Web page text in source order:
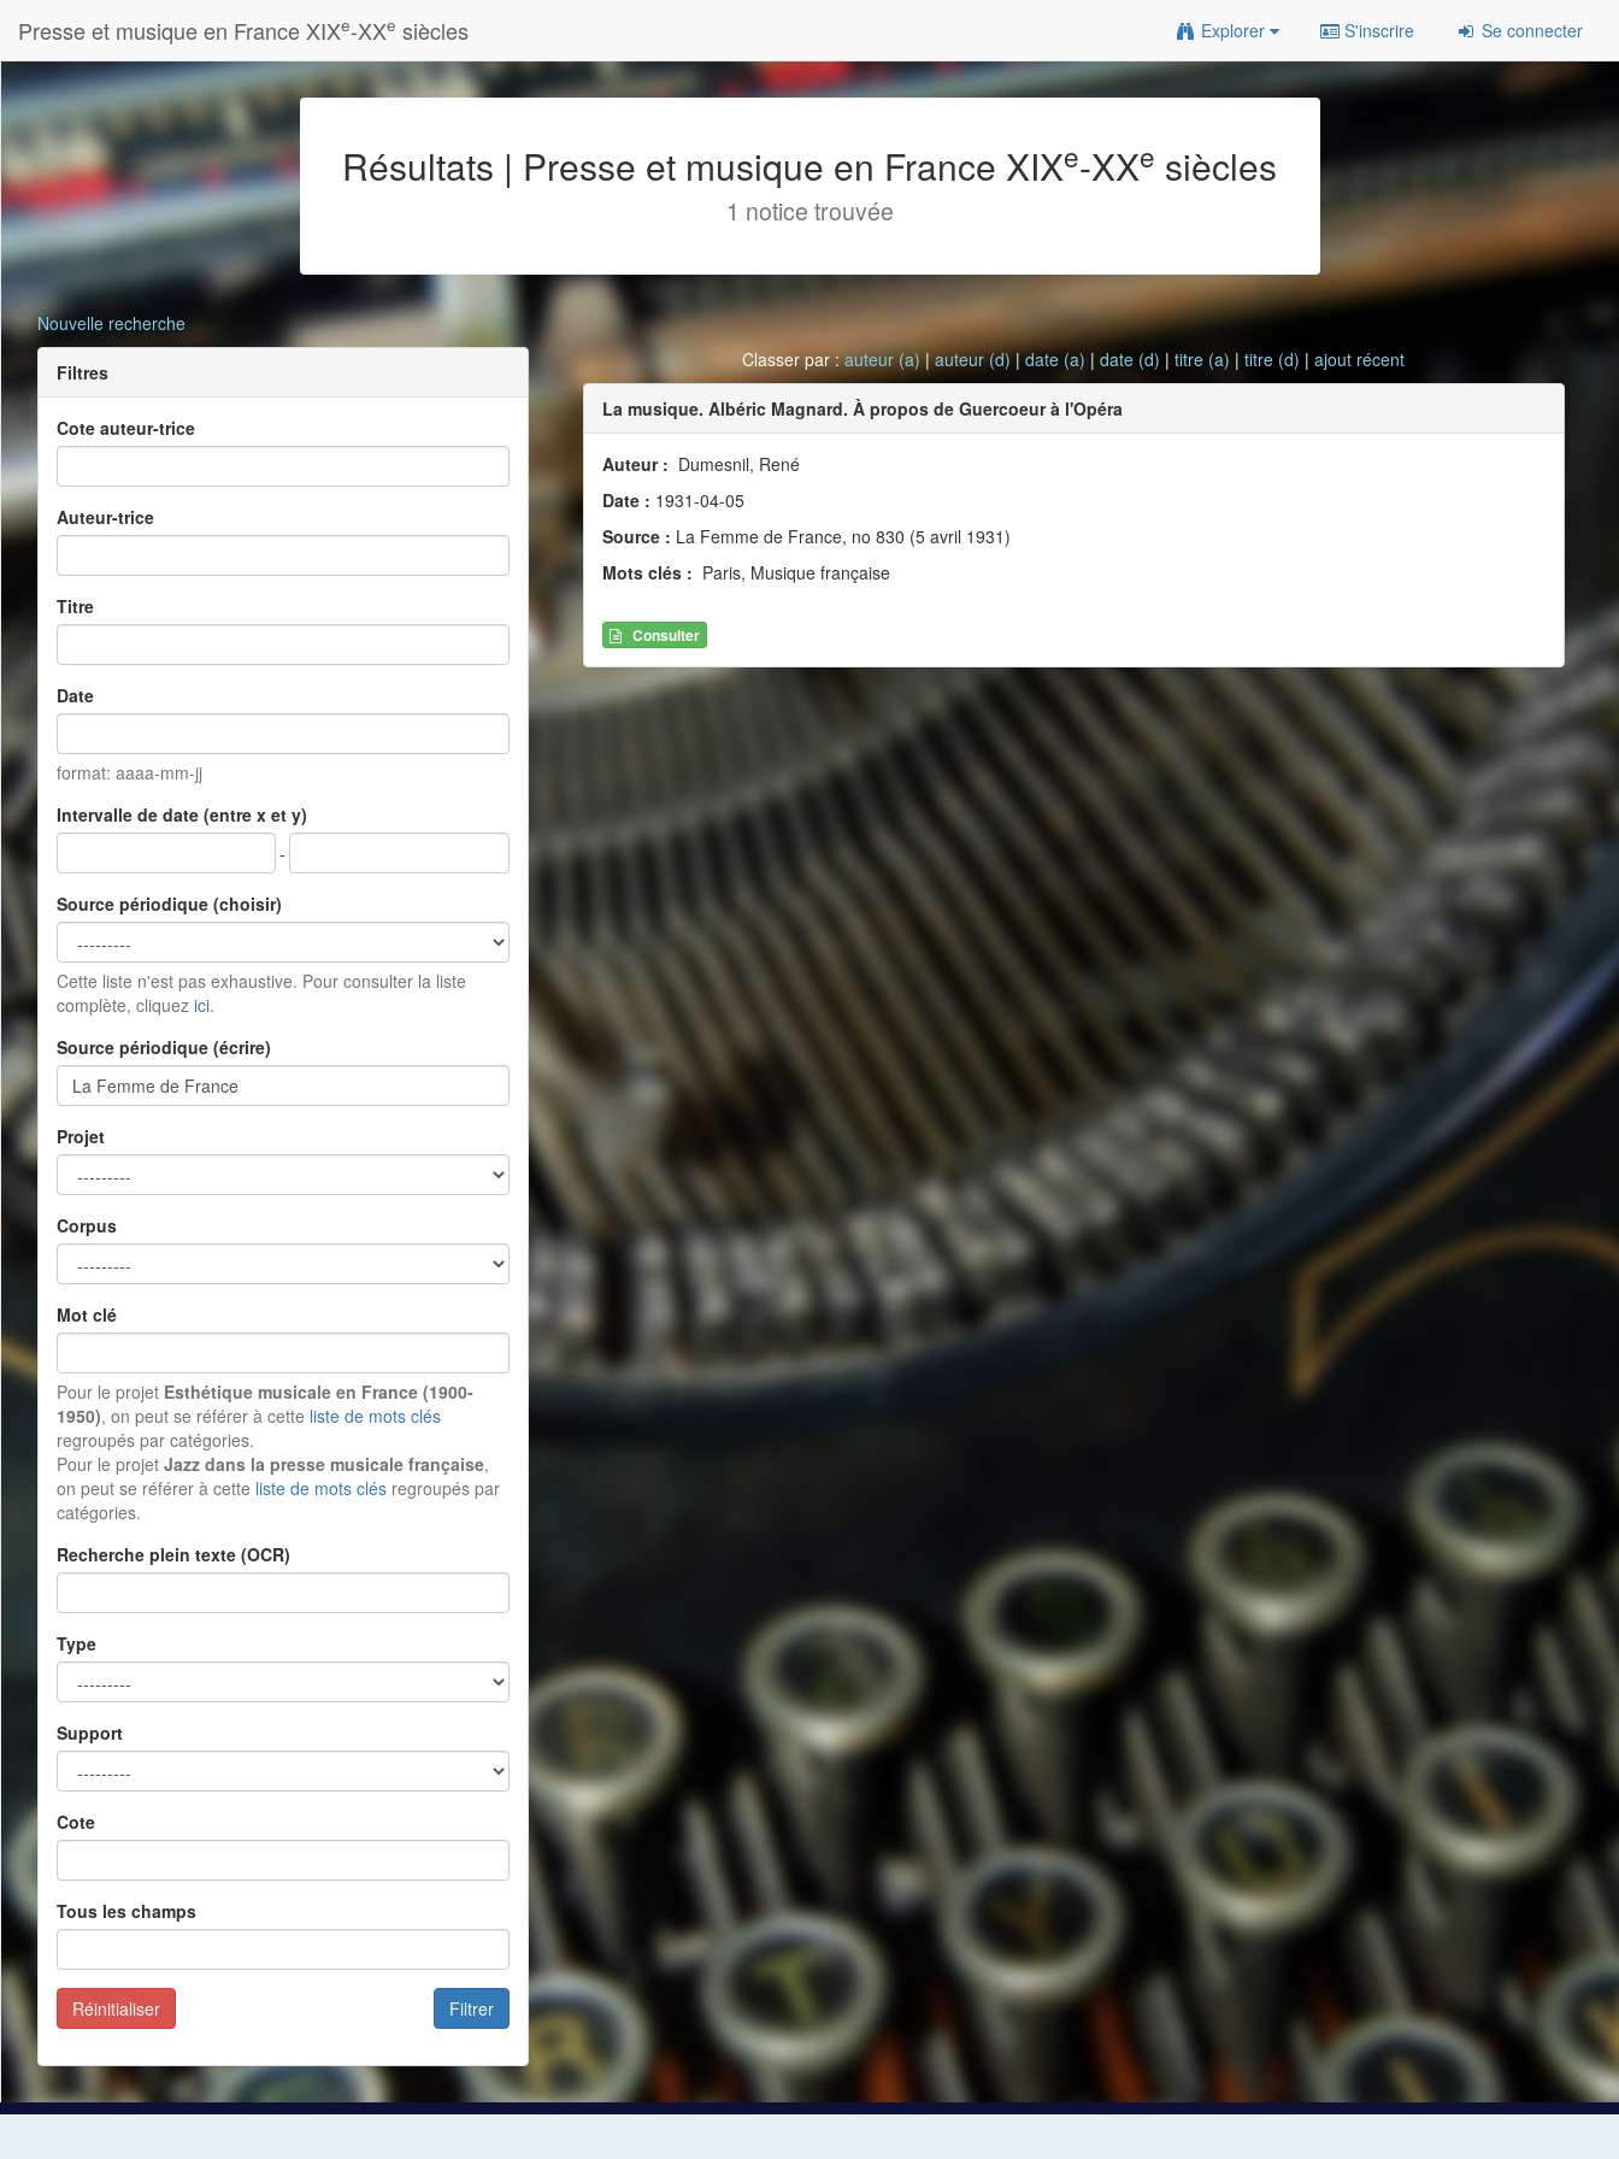
Presse et musique en France XIXe-XXe siècles Explorer S'inscrire Se connecter
Résultats | Presse et musique en France XIXe-XXe siècles
1 notice trouvée
Nouvelle recherche
Filtres
Cote auteur-trice
Auteur-trice
Titre
Date
format: aaaa-mm-jj
Intervalle de date (entre x et y)
-
Source périodique (choisir)
Cette liste n'est pas exhaustive. Pour consulter la liste
complète, cliquez ici.
Source périodique (écrire)
Projet
Corpus
Mot clé
Pour le projet Esthétique musicale en France (1900-
1950), on peut se référer à cette liste de mots clés
regroupés par catégories.
Pour le projet Jazz dans la presse musicale française,
on peut se référer à cette liste de mots clés regroupés par
catégories.
Recherche plein texte (OCR)
Type
Support
Cote
Tous les champs
Filtrer
Réinitialiser
Classer par :auteur (a)|auteur (d)|date (a) |date (d) |titre (a) |titre (d) |ajout récent
La musique. Albéric Magnard. À propos de Guercoeur à l'Opéra
Auteur : Dumesnil, René
Date : 1931-04-05
Source : La Femme de France, no 830 (5 avril 1931)
Mots clés : Paris, Musique française
Consulter